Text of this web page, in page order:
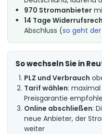
970 Stromanbieter
14 Tage
Abschluss (so geht
So wechseln Sie in
PLZ und Verbrauch
Tarif wählen:
Preisgarantie
Online abschließen:
neue Anbieter, der
weiter